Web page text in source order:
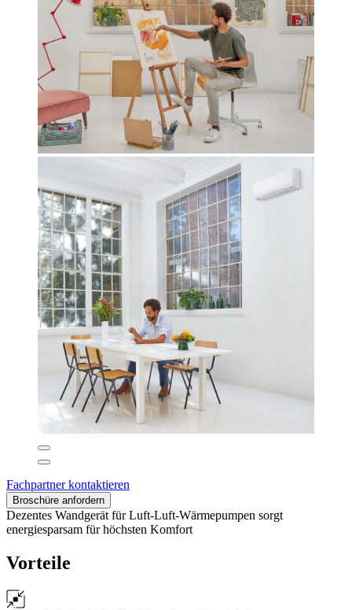
Fachpartner kontaktieren
Broschüre anfordern
Dezentes Wandgerät für Luft-Luft-Wärmepumpen sorgt
energiesparsam für höchsten Komfort
Vorteile